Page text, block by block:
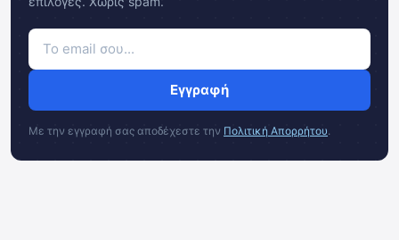
Εγγραφή
Με την εγγραφή σας αποδέχεστε την Πολιτική Απορρήτου.